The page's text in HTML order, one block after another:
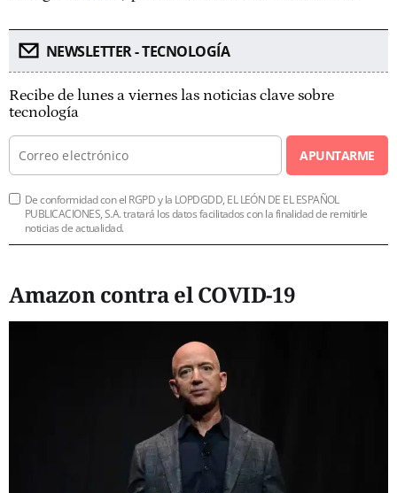
NEWSLETTER - TECNOLOGÍA
Recibe de lunes a viernes las noticias clave sobre
tecnología
APUNTARME
De conformidad con el RGPD y la LOPDGDD, EL LEÓN DE EL ESPAÑOL
PUBLICACIONES, S.A. tratará los datos facilitados con la finalidad de remitirle
noticias de actualidad.
Amazon contra el COVID-19